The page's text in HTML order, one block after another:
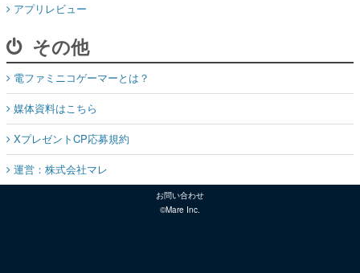
アプリレビュー
その他
電ファミニコゲーマーとは？
媒体資料はこちら
XプレゼントCP応募規約
運営：株式会社マレ
お問い合わせ
©Mare Inc.